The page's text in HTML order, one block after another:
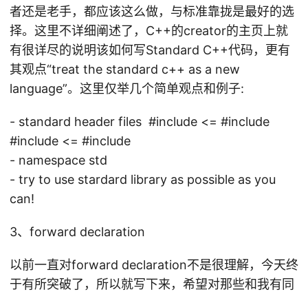
者还是老手，都应该这么做，与标准靠拢是最好的选
择。这里不详细阐述了，C++的creator的主页上就
有很详尽的说明该如何写Standard C++代码，更有
其观点“treat the standard c++ as a new
language”。这里仅举几个简单观点和例子:
- standard header files #include <= #include
#include <= #include
- namespace std
- try to use stardard library as possible as you
can!
3、forward declaration
以前一直对forward declaration不是很理解，今天终
于有所突破了，所以就写下来，希望对那些和我有同